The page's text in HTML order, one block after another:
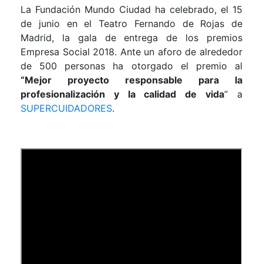
La Fundación Mundo Ciudad ha celebrado, el 15
de junio en el Teatro Fernando de Rojas de
Madrid, la gala de entrega de los premios
Empresa Social 2018. Ante un aforo de alrededor
de 500 personas ha otorgado el premio al
“Mejor proyecto responsable para la
profesionalización y la calidad de vida” a
SUPERCUIDADORES.